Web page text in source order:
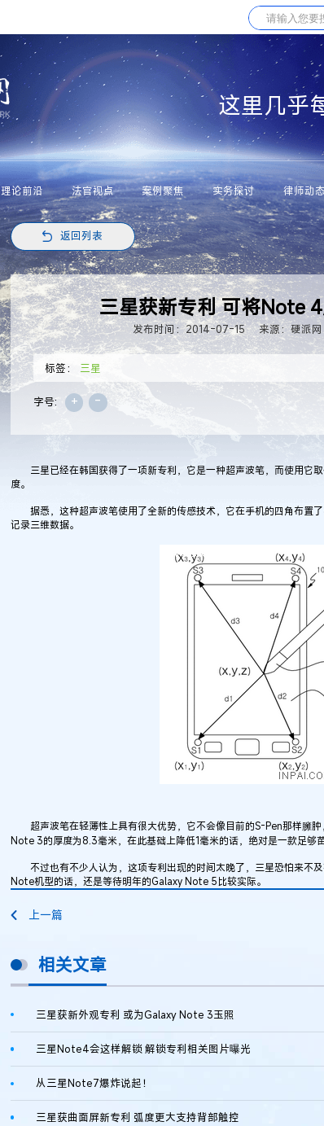
这里几乎
理论前沿 法官视点 案例聚焦 实务探讨 律师动态
返回列表
三星获新专利 可将Note
发布时间：2014-07-15 来源：硬派网
标签： 三星
字号: + -
三星已经在韩国获得了一项新专利，它是一种超声波笔，而使用它
度。
据悉，这种超声波笔使用了全新的传感技术，它在手机的四角布置
记录三维数据。
超声波笔在轻薄性上具有很大优势，它不会像目前的S-Pen那样臃肿
Note 3的厚度为8.3毫米，在此基础上降低1毫米的话，绝对是一款足够
不过也有不少人认为，这项专利出现的时间太晚了，三星恐怕来不
Note机型的话，还是等待明年的Galaxy Note 5比较实际。
上一篇
相关文章
三星获新外观专利 或为Galaxy Note 3玉照
三星Note4会这样解锁 解锁专利相关图片曝光
从三星Note7爆炸说起！
三星获曲面屏新专利 弧度更大支持背部触控